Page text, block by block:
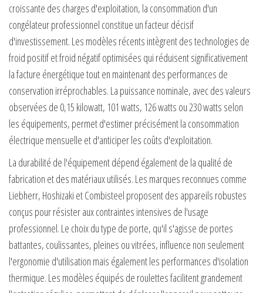
croissante des charges d'exploitation, la consommation d'un
congélateur professionnel constitue un facteur décisif
d'investissement. Les modèles récents intègrent des technologies de
froid positif et froid négatif optimisées qui réduisent significativement
la facture énergétique tout en maintenant des performances de
conservation irréprochables. La puissance nominale, avec des valeurs
observées de 0,15 kilowatt, 101 watts, 126 watts ou 230 watts selon
les équipements, permet d'estimer précisément la consommation
électrique mensuelle et d'anticiper les coûts d'exploitation.
La durabilité de l'équipement dépend également de la qualité de
fabrication et des matériaux utilisés. Les marques reconnues comme
Liebherr, Hoshizaki et Combisteel proposent des appareils robustes
conçus pour résister aux contraintes intensives de l'usage
professionnel. Le choix du type de porte, qu'il s'agisse de portes
battantes, coulissantes, pleines ou vitrées, influence non seulement
l'ergonomie d'utilisation mais également les performances d'isolation
thermique. Les modèles équipés de roulettes facilitent grandement